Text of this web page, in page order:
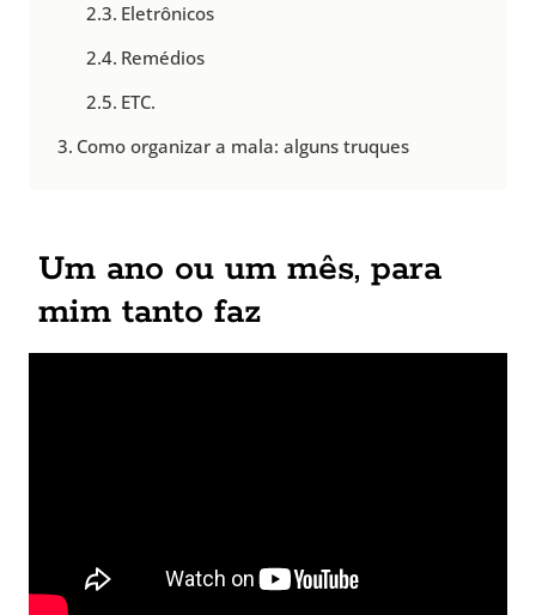
Eletrônicos
Remédios
ETC.
Como organizar a mala: alguns truques
Um ano ou um mês, para
mim tanto faz